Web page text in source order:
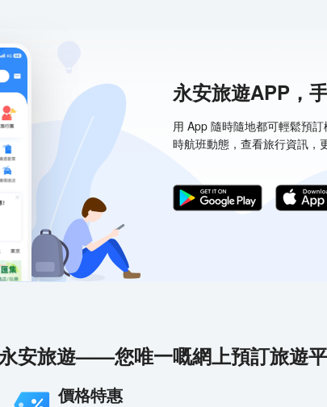
永安旅遊APP，
用 App 隨時隨地都可輕鬆預
時航班動態，查看旅行資訊，
安旅遊——您唯一嘅網上預訂旅遊
價格特惠